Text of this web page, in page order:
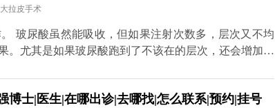
道更多关于MCR复合提升术的问题，可以去官方媒体
诊，详细了解。
拉皮手术
玻尿酸虽然能吸收，但如果注射次数多，层次又不均
。尤其是如果玻尿酸跑到了不该在的层次，还会增加手
前先面诊检查，看看面部玻尿酸的分布情况。如果有
皮和填充并不冲突，关键是要找对时间、用对方式，
博士|医生|在哪出诊|去哪找|怎么联系|预约|挂号